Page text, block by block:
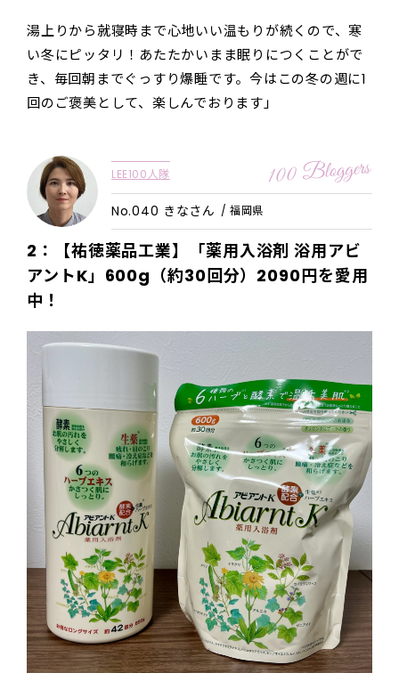
湯上りから就寝時まで心地いい温もりが続くので、寒
い冬にピッタリ！あたたかいまま眠りにつくことがで
き、毎回朝までぐっすり爆睡です。今はこの冬の週に1
回のご褒美として、楽しんでおります」
LEE100人隊
No.040 きなさん / 福岡県
2：【祐徳薬品工業】「薬用入浴剤 浴用アビ
アントK」600g（約30回分）2090円を愛用
中！